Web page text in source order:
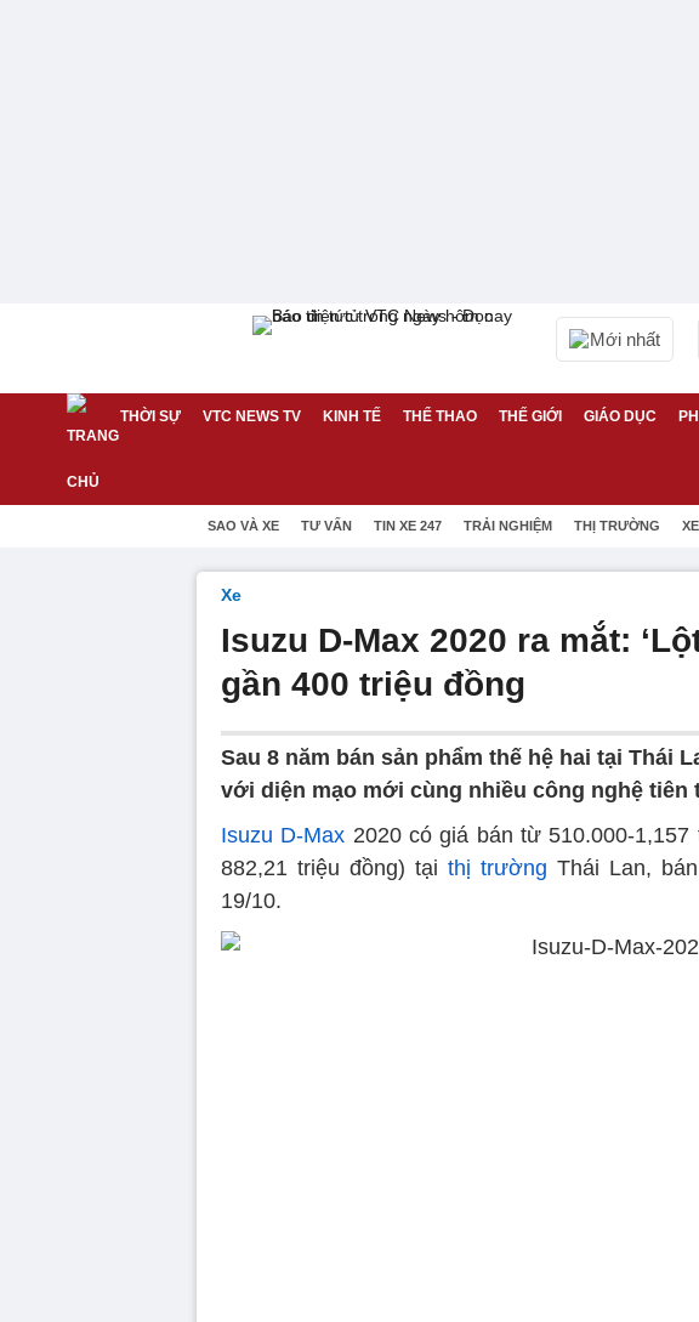
Mới nhất
THỜI SỰ VTC NEWS TV KINH TẾ THỂ THAO THẾ GIỚI GIÁO DỤC
SAO VÀ XE TƯ VẤN TIN XE 247 TRẢI NGHIỆM THỊ TRƯỜNG
Xe
Isuzu D-Max 2020 ra mắt:
gần 400 triệu đồng
Sau 8 năm bán sản phẩm thế hệ hai tại Thái
với diện mạo mới cùng nhiều công nghệ tiên
Isuzu D-Max 2020 có giá bán từ 510.000-
882,21 triệu đồng) tại thị trường Thái Lan,
19/10.